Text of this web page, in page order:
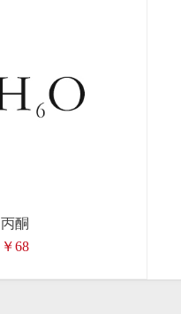
丙酮
￥68